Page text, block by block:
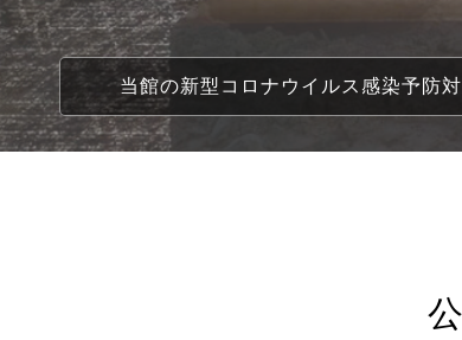
当館の新型コロナウイルス感染予防